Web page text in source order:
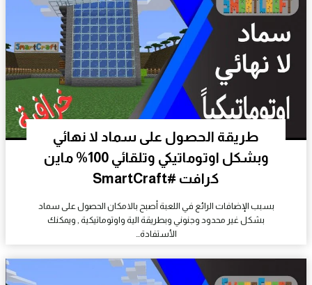
طريقة الحصول على سماد لا نهائي
وبشكل اوتوماتيكي وتلقائي 100% ماين
كرافت #SmartCraft
بسبب الإضافات الرائع في اللعبة أصبح بالامكان الحصول على سماد
بشكل غير محدود وجنوني وبطريقة الية واوتوماتيكية , ويمكنك
الأستفادة…